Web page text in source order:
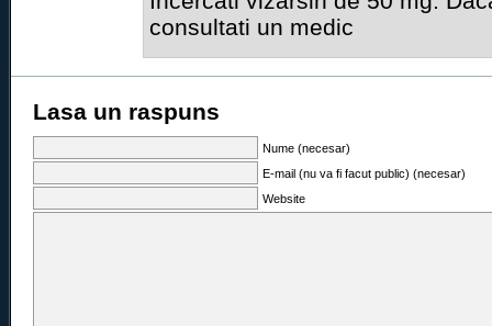
consultati un medic
Lasa un raspuns
Nume (necesar)
E-mail (nu va fi facut public) (necesar)
Website